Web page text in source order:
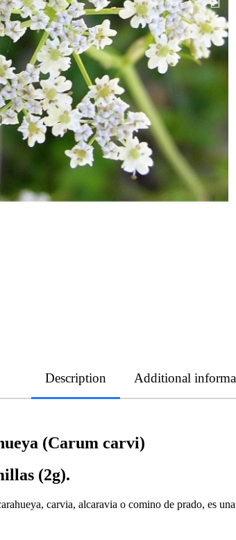
Description Additional
(Carum carvi)
(2g).
carvia, alcaravia o comino de prado, es